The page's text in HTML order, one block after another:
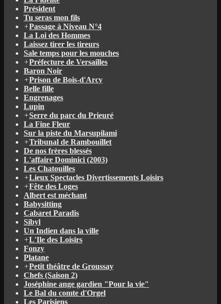
Président
Tu seras mon fils
+Passage à Niveau N°4
La Loi des Hommes
Laissez tirer les tireurs
Sale temps pour les mouches
+Préfecture de Versailles
Baron Noir
+Prison de Bois-d'Arcy
Belle fille
Engrenages
Lupin
+Serre du parc du Prieuré
La Fine Fleur
Sur la piste du Marsupilami
+Tribunal de Rambouillet
De nos frères blessés
L'affaire Dominici (2003)
Les Chatouilles
+Lieux Spectacles Divertissements Loisirs
+Fête des Loges
Albert est méchant
Babysitting
Cabaret Paradis
Sibyl
Un Indien dans la ville
+L'Ile des Loisirs
Fonzy
Platane
+Petit théâtre de Groussay
Chefs (Saison 2)
Joséphine ange gardien "Pour la vie"
Le Bal du comte d'Orgel
Les Parisiens